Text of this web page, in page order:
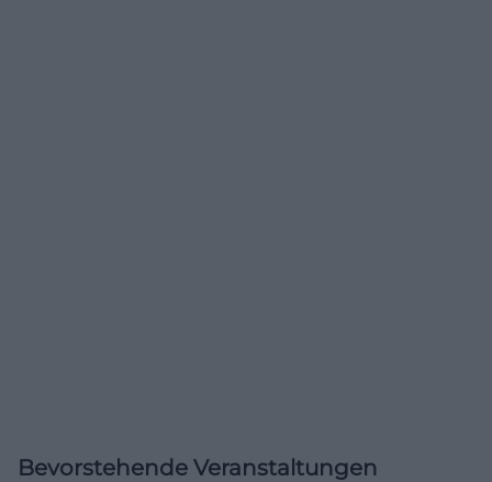
Bevorstehende Veranstaltungen